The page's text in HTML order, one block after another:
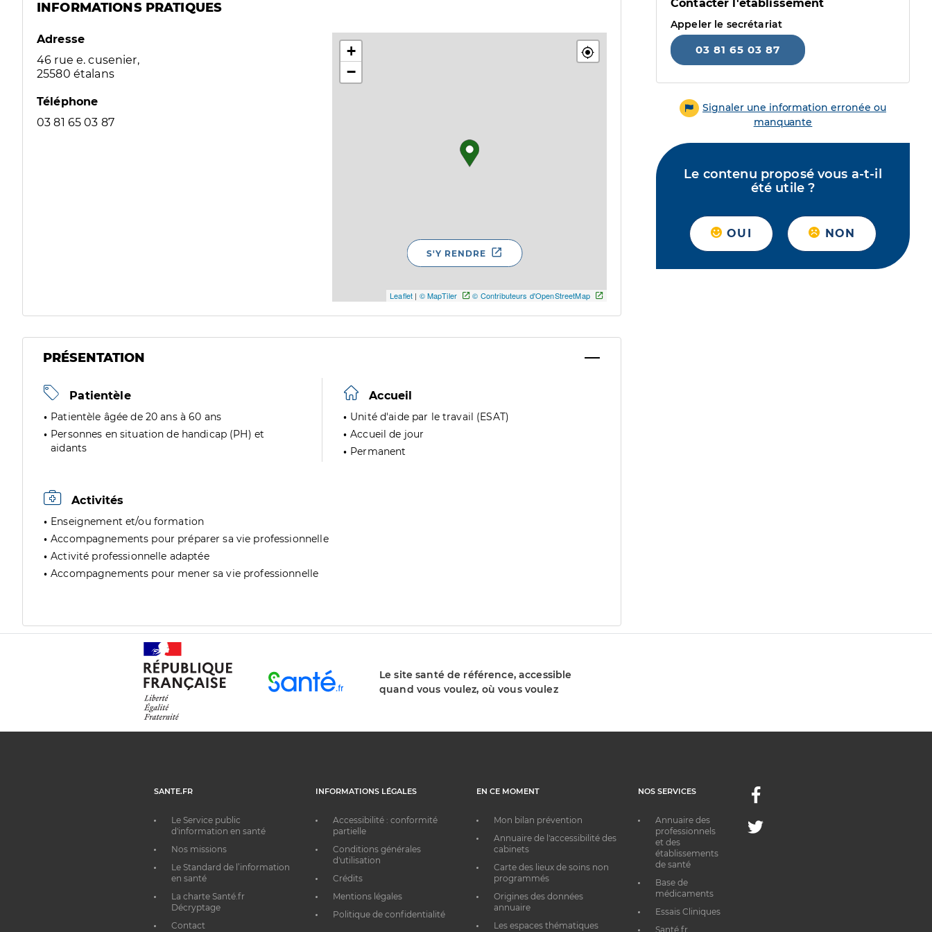
INFORMATIONS PRATIQUES
Adresse
46 rue e. cusenier,
25580 étalans
Téléphone
03 81 65 03 87
+
−
Leaflet | © MapTiler © Contributeurs d'OpenStreetMap
S'Y RENDRE
PRÉSENTATION
Patientèle
Patientèle âgée de 20 ans à 60 ans
Personnes en situation de handicap (PH) et
aidants
Accueil
Unité d'aide par le travail (ESAT)
Accueil de jour
Permanent
Activités
Enseignement et/ou formation
Accompagnements pour préparer sa vie professionnelle
Activité professionnelle adaptée
Accompagnements pour mener sa vie professionnelle
Contacter l'établissement
Appeler le secrétariat
03 81 65 03 87
Signaler une information erronée ou
manquante
Le contenu proposé vous a-t-il
été utile ?
OUI NON
Le site santé de référence, accessible
quand vous voulez, où vous voulez
SANTE.FR
Le Service public
d'information en santé
Nos missions
Le Standard de l’information
en santé
La charte Santé.fr
Décryptage
Contact
INFORMATIONS LÉGALES
Accessibilité : conformité
partielle
Conditions générales
d'utilisation
Crédits
Mentions légales
Politique de confidentialité
EN CE MOMENT
Mon bilan prévention
Annuaire de l'accessibilité des
cabinets
Carte des lieux de soins non
programmés
Origines des données
annuaire
Les espaces thématiques
NOS SERVICES
Annuaire des
professionnels
et des
établissements
de santé
Base de
médicaments
Essais Cliniques
Santé.fr
Facebook
Twitter